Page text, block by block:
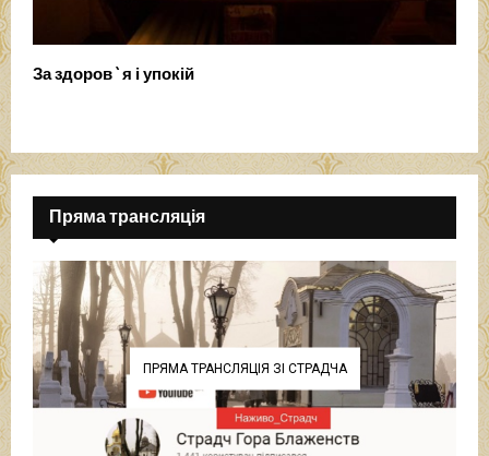
За здоров`я і упокій
Пряма трансляція
ПРЯМА ТРАНСЛЯЦІЯ ЗІ СТРАДЧА